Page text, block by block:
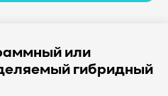
или
гибридный